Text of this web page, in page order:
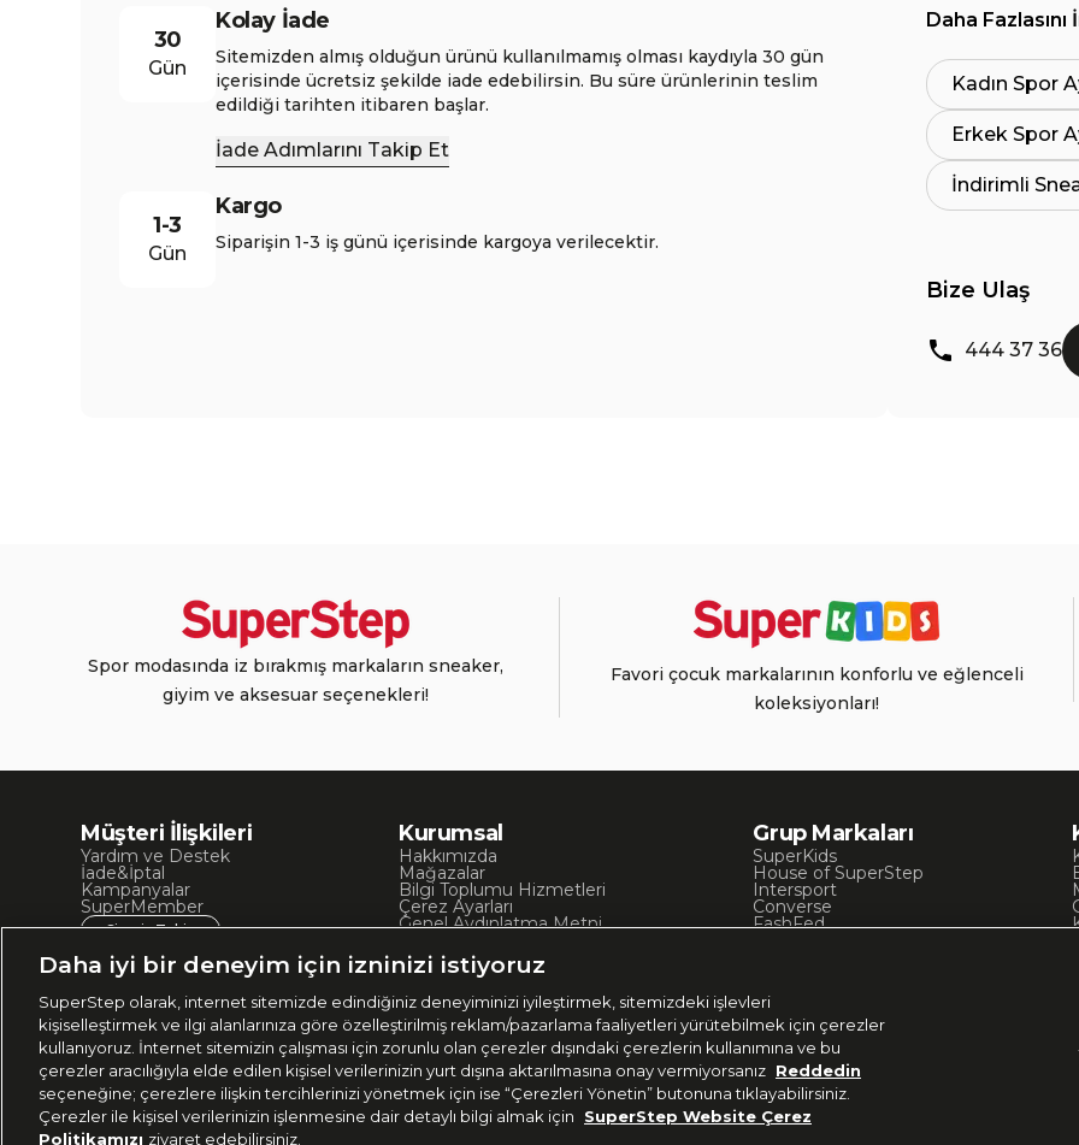
30
Gün
Kolay İade
Sitemizden almış olduğun ürünü kullanılmamış olması kaydıyla 30 gün
içerisinde ücretsiz şekilde iade edebilirsin. Bu süre ürünlerinin teslim
edildiği tarihten itibaren başlar.
İade Adımlarını Takip Et
1-3
Gün
Kargo
Siparişin 1-3 iş günü içerisinde kargoya verilecektir.
Daha Fazlasını
Kadın Spor
Erkek Spor
İndirimli
Bize Ulaş
444 37 36
Spor modasında iz bırakmış markaların sneaker,
giyim ve aksesuar seçenekleri!
Favori çocuk markalarının konforlu ve eğlenceli
koleksiyonları!
Müşteri İlişkileri
Yardım ve Destek
İade&İptal
Kampanyalar
SuperMember
Sipariş Takip
Kurumsal
Hakkımızda
Mağazalar
Bilgi Toplumu Hizmetleri
Çerez Ayarları
Genel Aydınlatma Metni
Site Haritası
İşlem Rehberi
Grup Markaları
SuperKids
House of SuperStep
Intersport
Converse
FashFed
Occassion
UNITED4
Daha iyi bir deneyim için izninizi istiyoruz
SuperStep olarak, internet sitemizde edindiğiniz deneyiminizi iyileştirmek, sitemizdeki işlevleri
kişiselleştirmek ve ilgi alanlarınıza göre özelleştirilmiş reklam/pazarlama faaliyetleri yürütebilmek için çerezler
kullanıyoruz. İnternet sitemizin çalışması için zorunlu olan çerezler dışındaki çerezlerin kullanımına ve bu
çerezler aracılığıyla elde edilen kişisel verilerinizin yurt dışına aktarılmasına onay vermiyorsanız Reddedin
seçeneğine; çerezlere ilişkin tercihlerinizi yönetmek için ise “Çerezleri Yönetin” butonuna tıklayabilirsiniz.
Çerezler ile kişisel verilerinizin işlenmesine dair detaylı bilgi almak için
SuperStep Website Çerez
Politikamızı ziyaret edebilirsiniz.